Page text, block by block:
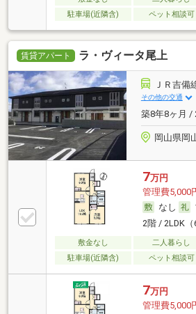
駐車場(近隣含)
ペット相談可
賃貸アパート ラ・ヴィータ尾上
ＪＲ吉備
その他の交通
築8年8ヶ月 /
岡山県岡
7万円
管理費5,000
なし
2階 / 2LDK（
敷金なし 二人暮らし
駐車場(近隣含)
ペット相談可
7万円
管理費5,000